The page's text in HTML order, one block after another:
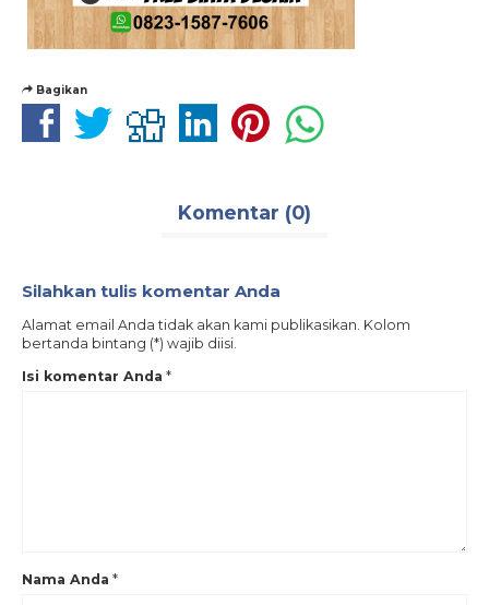
Bagikan
Komentar (0)
Silahkan tulis komentar Anda
Alamat email Anda tidak akan kami publikasikan. Kolom
bertanda bintang (*) wajib diisi.
Isi komentar Anda *
Nama Anda *